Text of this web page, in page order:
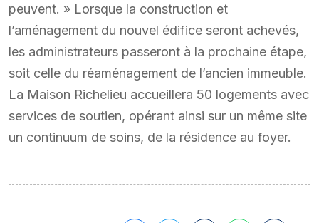
peuvent. » Lorsque la construction et
l’aménagement du nouvel édifice seront achevés,
les administrateurs passeront à la prochaine étape,
soit celle du réaménagement de l’ancien immeuble.
La Maison Richelieu accueillera 50 logements avec
services de soutien, opérant ainsi sur un même site
un continuum de soins, de la résidence au foyer.